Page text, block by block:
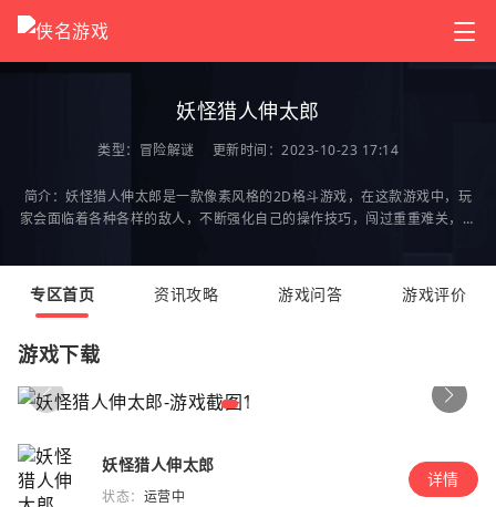
妖怪猎人伸太郎
类型： 冒险解谜 更新时间：2023-10-23 17:14
简介：妖怪猎人伸太郎是一款像素风格的2D格斗游戏，在这款游戏中，玩
家会面临着各种各样的敌人，不断强化自己的操作技巧，闯过重重难关，去
专区首页 资讯攻略 游戏问答 游戏评价
游戏下载
妖怪猎人伸太郎
状态： 运营中
详情